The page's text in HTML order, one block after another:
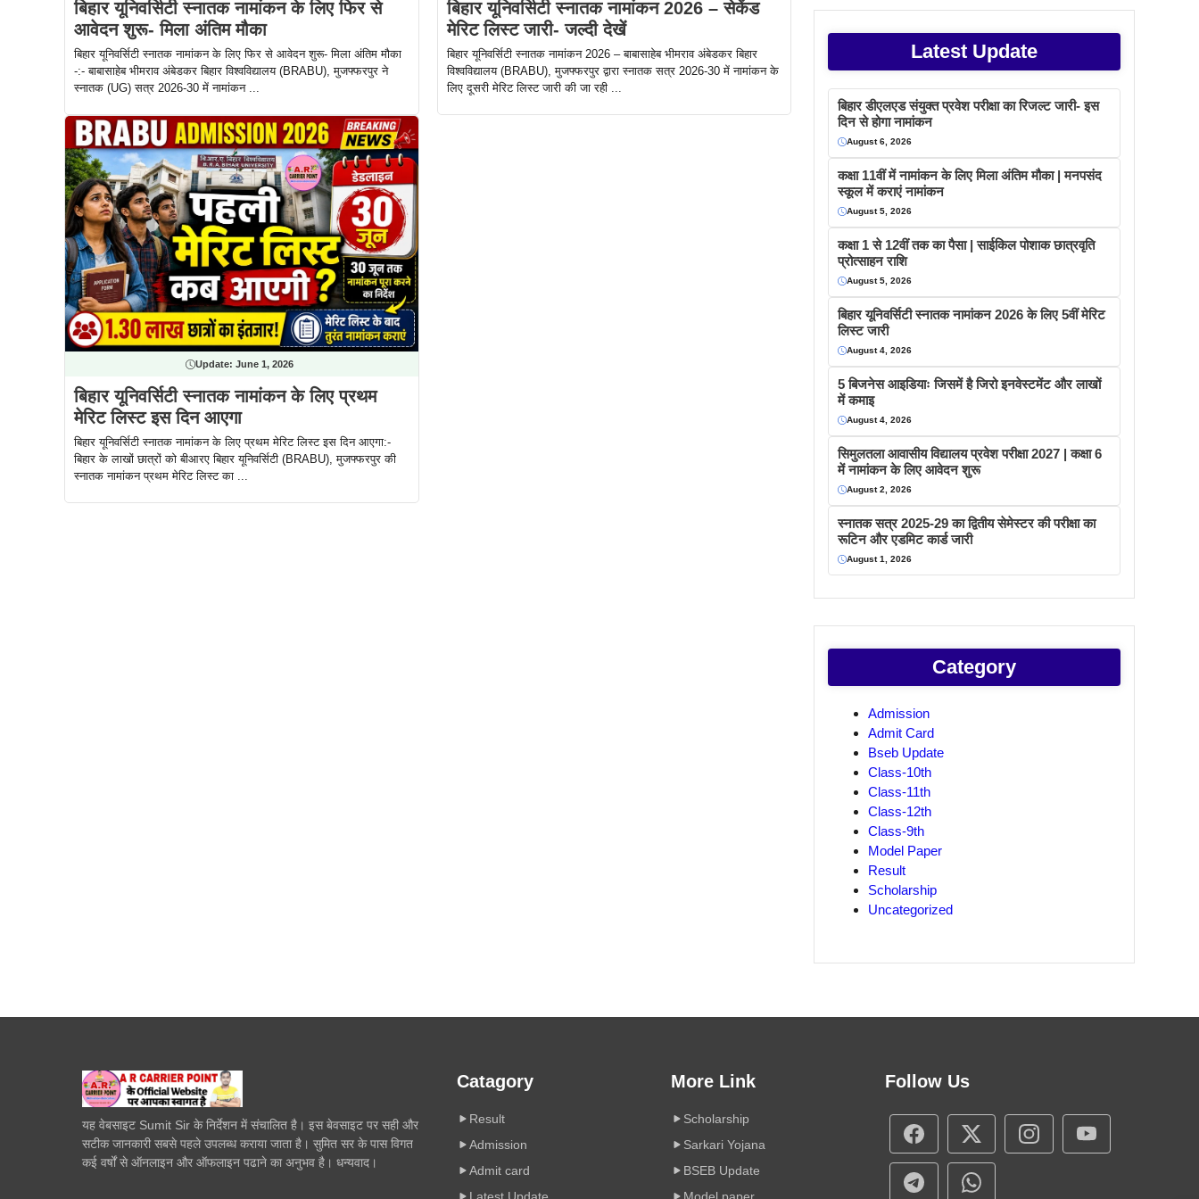
बिहार यूनिवर्सिटी स्नातक नामांकन के लिए फिर से
आवेदन शुरू- मिला अंतिम मौका
बिहार यूनिवर्सिटी स्नातक नामांकन के लिए फिर से आवेदन शुरू- मिला अंतिम मौका
-:- बाबासाहेब भीमराव अंबेडकर बिहार विश्वविद्यालय (BRABU), मुजफ्फरपुर ने
स्नातक (UG) सत्र 2026-30 में नामांकन ...
बिहार यूनिवर्सिटी स्नातक नामांकन 2026 – सेकेंड
मेरिट लिस्ट जारी- जल्दी देखें
बिहार यूनिवर्सिटी स्नातक नामांकन 2026 – बाबासाहेब भीमराव अंबेडकर बिहार
विश्वविद्यालय (BRABU), मुजफ्फरपुर द्वारा स्नातक सत्र 2026-30 में नामांकन के
लिए दूसरी मेरिट लिस्ट जारी की जा रही ...
Update: June 1, 2026
बिहार यूनिवर्सिटी स्नातक नामांकन के लिए प्रथम
मेरिट लिस्ट इस दिन आएगा
बिहार यूनिवर्सिटी स्नातक नामांकन के लिए प्रथम मेरिट लिस्ट इस दिन आएगा:-
बिहार के लाखों छात्रों को बीआरए बिहार यूनिवर्सिटी (BRABU), मुजफ्फरपुर की
स्नातक नामांकन प्रथम मेरिट लिस्ट का ...
Latest Update
बिहार डीएलएड संयुक्त प्रवेश परीक्षा का रिजल्ट जारी- इस
दिन से होगा नामांकन
August 6, 2026
कक्षा 11वीं में नामांकन के लिए मिला अंतिम मौका | मनपसंद
स्कूल में कराएं नामांकन
August 5, 2026
कक्षा 1 से 12वीं तक का पैसा | साईकिल पोशाक छात्रवृति
प्रोत्साहन राशि
August 5, 2026
बिहार यूनिवर्सिटी स्नातक नामांकन 2026 के लिए 5वीं मेरिट
लिस्ट जारी
August 4, 2026
5 बिजनेस आइडियाः जिसमें है जिरो इनवेस्टमेंट और लाखों
में कमाइ
August 4, 2026
सिमुलतला आवासीय विद्यालय प्रवेश परीक्षा 2027 | कक्षा 6
में नामांकन के लिए आवेदन शुरू
August 2, 2026
स्नातक सत्र 2025-29 का द्वितीय सेमेस्टर की परीक्षा का
रूटिन और एडमिट कार्ड जारी
August 1, 2026
Category
Admission
Admit Card
Bseb Update
Class-10th
Class-11th
Class-12th
Class-9th
Model Paper
Result
Scholarship
Uncategorized
यह वेबसाइट Sumit Sir के निर्देशन में संचालित है। इस बेवसाइट पर सही और
सटीक जानकारी सबसे पहले उपलब्ध कराया जाता है। सुमित सर के पास विगत
कई वर्षों से ऑनलाइन और ऑफलाइन पढाने का अनुभव है। धन्यवाद।
Catagory
Result
Admission
Admit card
Latest Update
More Link
Scholarship
Sarkari Yojana
BSEB Update
Model paper
Follow Us